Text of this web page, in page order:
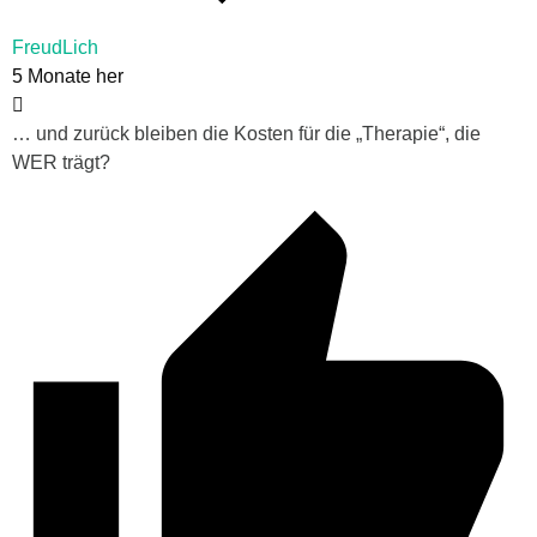
FreudLich
5 Monate her
… und zurück bleiben die Kosten für die „Therapie“, die
WER trägt?